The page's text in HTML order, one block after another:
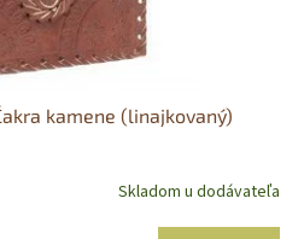
kamene (linajkovaný)
Skladom u dodávateľa